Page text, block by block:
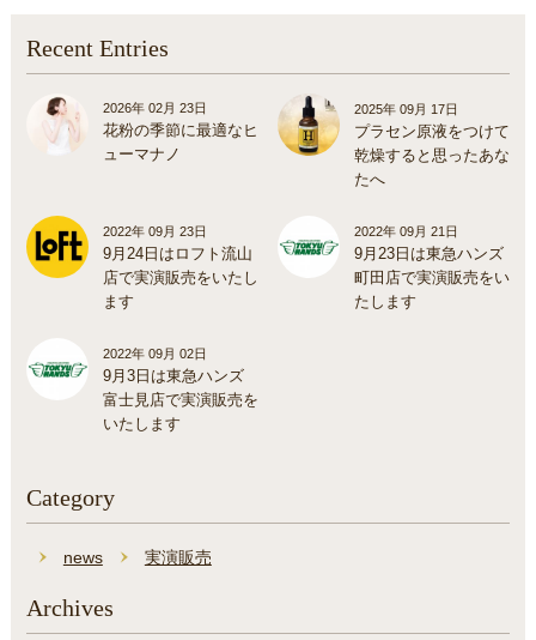
Recent Entries
2026年 02月 23日
花粉の季節に最適なヒ
ューマナノ
2025年 09月 17日
プラセン原液をつけて
乾燥すると思ったあな
たへ
2022年 09月 23日
9月24日はロフト流山
店で実演販売をいたし
ます
2022年 09月 21日
9月23日は東急ハンズ
町田店で実演販売をい
たします
2022年 09月 02日
9月3日は東急ハンズ
富士見店で実演販売を
いたします
Category
news 実演販売
Archives